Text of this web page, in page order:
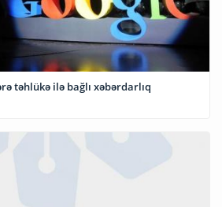
təhlükə ilə bağlı xəbərdarlıq